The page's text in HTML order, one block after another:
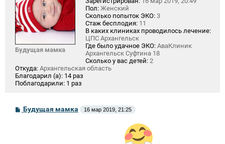
Будущая мамка
Пол: Женский
Сколько попыток ЭКО: 3
Стаж бесплодия: 11
В каких клиниках проводилось лечение:
ЦПС Архангельск
Где было удачное ЭКО: АваКлиник
Архангельск Суфтина 18
Сколько у вас детей: 2
Откуда: Архангельская область
Благодарил (а): 14 раз
Поблагодарили: 1 раз
СБудущая мамка 16 мар 2019, 21:25